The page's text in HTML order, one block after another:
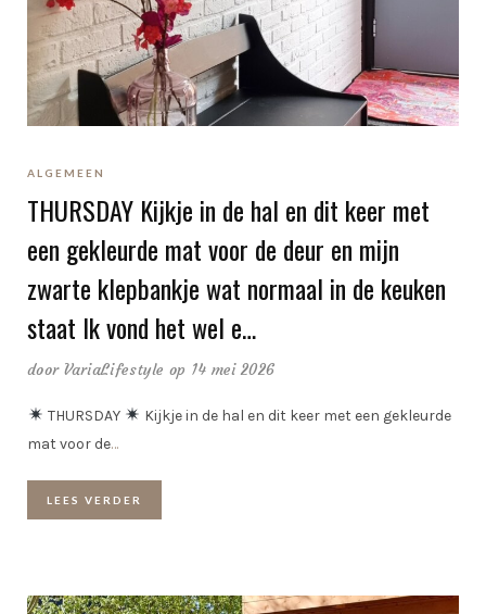
ALGEMEEN
THURSDAY Kijkje in de hal en dit keer met
een gekleurde mat voor de deur en mijn
zwarte klepbankje wat normaal in de keuken
staat Ik vond het wel e…
door VariaLifestyle op 14 mei 2026
THURSDAY
Kijkje in de hal en dit keer met een gekleurde
mat voor de…
LEES VERDER